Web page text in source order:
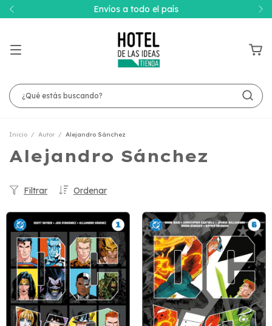
Envíos a todo el país
Inicio / Autor / Alejandro Sánchez
Alejandro Sánchez
Ordenar
Filtrar